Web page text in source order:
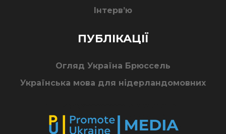
Інтерв’ю
ПУБЛІКАЦІЇ
Огляд Україна Брюссель
Українська мова для нідерландомовних